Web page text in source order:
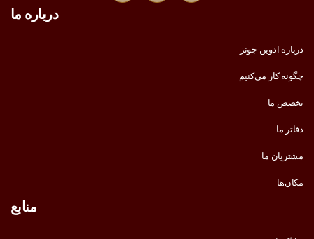
درباره ما
درباره ادوین جونز
چگونه کار می‌کنیم
تخصص ما
دفاتر ما
مشتریان ما
مکان‌ها
منابع